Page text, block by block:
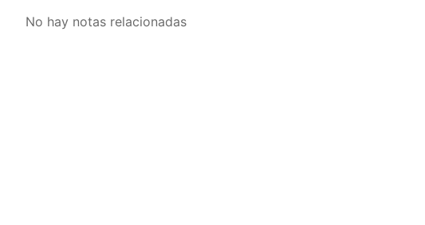
No hay notas relacionadas